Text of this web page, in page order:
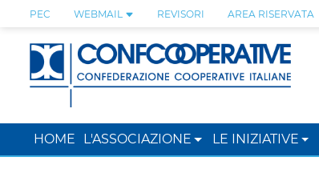
PEC WEBMAIL REVISORI AREA RISERVATA
HOME L'ASSOCIAZIONE LE INIZIATIVE